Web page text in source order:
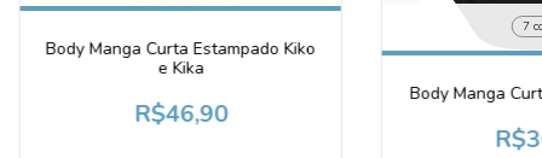
Body Manga Curta Estampado Kiko
e Kika
R$46,90
7
Body Manga